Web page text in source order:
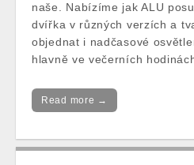
naše. Nabízíme jak ALU
dvířka v různých verzích a
objednat i nadčasové
hlavně ve večerních
Read more →